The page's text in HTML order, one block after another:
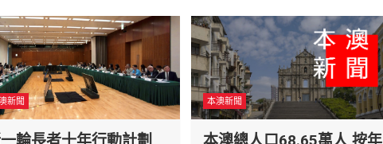
新聞 本澳新聞